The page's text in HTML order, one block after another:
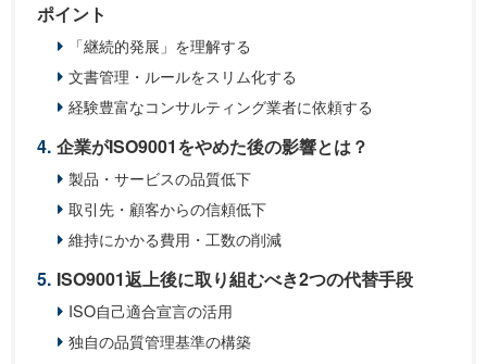
ポイント
「継続的発展」を理解する
文書管理・ルールをスリム化する
経験豊富なコンサルティング業者に依頼する
企業がISO9001をやめた後の影響とは？
製品・サービスの品質低下
取引先・顧客からの信頼低下
維持にかかる費用・工数の削減
ISO9001返上後に取り組むべき2つの代替手段
ISO自己適合宣言の活用
独自の品質管理基準の構築